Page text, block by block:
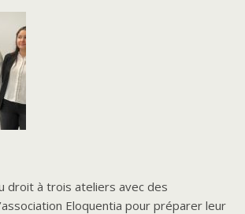
droit à trois ateliers avec des
Eloquentia pour préparer leur